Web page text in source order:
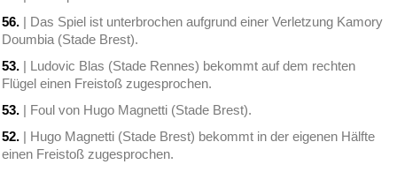
56. | Das Spiel ist unterbrochen aufgrund einer Verletzung Kamory
Doumbia (Stade Brest).
53. | Ludovic Blas (Stade Rennes) bekommt auf dem rechten
Flügel einen Freistoß zugesprochen.
53. | Foul von Hugo Magnetti (Stade Brest).
52. | Hugo Magnetti (Stade Brest) bekommt in der eigenen Hälfte
einen Freistoß zugesprochen.